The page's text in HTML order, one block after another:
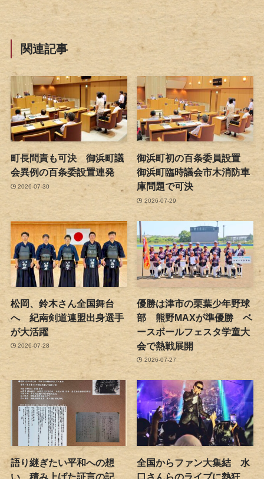
関連記事
町長問責も可決 御浜町議
会異例の百条委設置連発
2026-07-30
御浜町初の百条委員設置
御浜町臨時議会市木消防車
庫問題で可決
2026-07-29
松岡、鈴木さん全国舞台
へ 紀南剣道連盟出身選手
が大活躍
2026-07-28
優勝は津市の栗葉少年野球
部 熊野MAXが準優勝 ベ
ースボールフェスタ学童大
会で熱戦展開
2026-07-27
語り継ぎたい平和への想
い 積み上げた証言の記
全国からファン大集結 水
口さんらのライブに熱狂